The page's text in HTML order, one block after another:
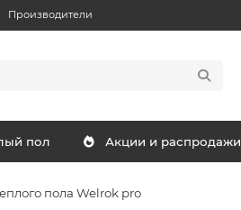
Производители
пол Акции и распродажи
пола Welrok pro